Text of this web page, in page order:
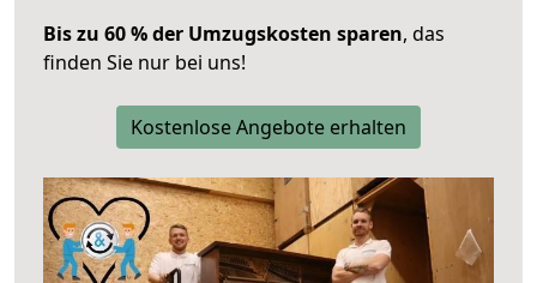
Bis zu 60 % der Umzugskosten sparen, das
finden Sie nur bei uns!
Kostenlose Angebote erhalten